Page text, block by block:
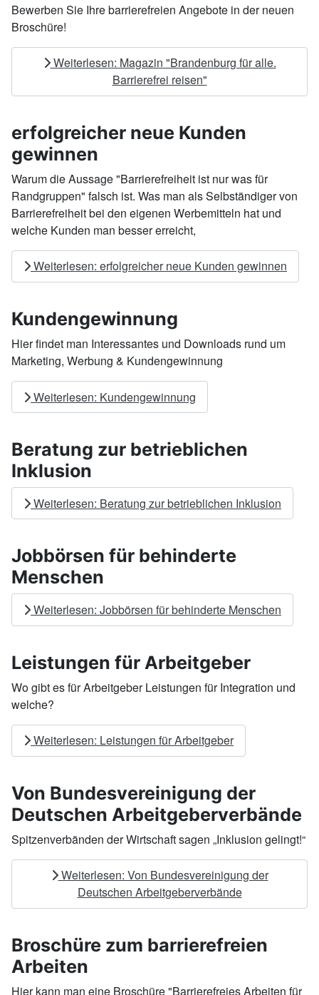
Bewerben Sie Ihre barrierefreien Angebote in der neuen
Broschüre!
Weiterlesen: Magazin "Brandenburg für alle.
Barrierefrei reisen"
erfolgreicher neue Kunden
gewinnen
Warum die Aussage "Barrierefreiheit ist nur was für
Randgruppen" falsch ist. Was man als Selbständiger von
Barrierefreiheit bei den eigenen Werbemitteln hat und
welche Kunden man besser erreicht,
Weiterlesen: erfolgreicher neue Kunden gewinnen
Kundengewinnung
Hier findet man Interessantes und Downloads rund um
Marketing, Werbung & Kundengewinnung
Weiterlesen: Kundengewinnung
Beratung zur betrieblichen
Inklusion
Weiterlesen: Beratung zur betrieblichen Inklusion
Jobbörsen für behinderte
Menschen
Weiterlesen: Jobbörsen für behinderte Menschen
Leistungen für Arbeitgeber
Wo gibt es für Arbeitgeber Leistungen für Integration und
welche?
Weiterlesen: Leistungen für Arbeitgeber
Von Bundesvereinigung der
Deutschen Arbeitgeberverbände
Spitzenverbänden der Wirtschaft sagen „Inklusion gelingt!“
Weiterlesen: Von Bundesvereinigung der
Deutschen Arbeitgeberverbände
Broschüre zum barrierefreien
Arbeiten
Hier kann man eine Broschüre "Barrierefreies Arbeiten für